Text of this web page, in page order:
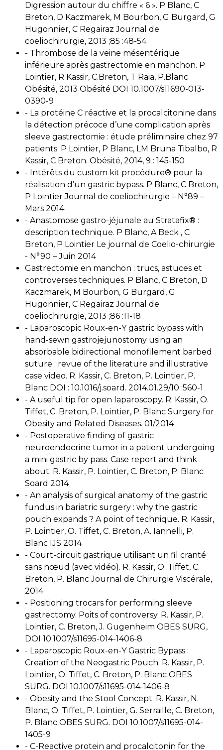
Digression autour du chiffre « 6 ». P Blanc, C
Breton, D Kaczmarek, M Bourbon, G Burgard, G
Hugonnier, C Regairaz Journal de
coeliochirurgie, 2013 ;85 :48-54
- Thrombose de la veine mésentérique
inférieure après gastrectomie en manchon. P
Lointier, R Kassir, C.Breton, T Raia, P.Blanc
Obésité, 2013 Obésité DOI 10.1007/s11690-013-
0390-9
- La protéine C réactive et la procalcitonine dans
la détection précoce d’une complication après
sleeve gastrectomie : étude préliminaire chez 97
patients. P Lointier, P Blanc, LM Bruna Tibalbo, R
Kassir, C Breton. Obésité, 2014, 9 : 145-150
- Intérêts du custom kit procédure® pour la
réalisation d’un gastric bypass. P Blanc, C Breton,
P Lointier Journal de coeliochirurgie – N°89 –
Mars 2014
- Anastomose gastro-jéjunale au Stratafix® :
description technique. P Blanc, A Beck , C
Breton, P Lointier Le journal de Coelio-chirurgie
- N°90 – Juin 2014
Gastrectomie en manchon : trucs, astuces et
controverses techniques. P Blanc, C Breton, D
Kaczmarek, M Bourbon, G Burgard, G
Hugonnier, C Regairaz Journal de
coeliochirurgie, 2013 ;86 :11-18
- Laparoscopic Roux-en-Y gastric bypass with
hand-sewn gastrojejunostomy using an
absorbable bidirectional monofilement barbed
suture : revue of the literature and illustrative
case video. R. Kassir, C. Breton, P. Lointier, P.
Blanc DOI : 10.1016/j.soard. 2014.01.29/10 :560-1
- A useful tip for open laparoscopy. R. Kassir, O.
Tiffet, C. Breton, P. Lointier, P. Blanc Surgery for
Obesity and Related Diseases. 01/2014
- Postoperative finding of gastric
neuroendocrine tumor in a patient undergoing
a mini gastric by pass. Case report and think
about. R. Kassir, P. Lointier, C. Breton, P. Blanc
Soard 2014
- An analysis of surgical anatomy of the gastric
fundus in bariatric surgery : why the gastric
pouch expands ? A point of technique. R. Kassir,
P. Lointier, O. Tiffet, C. Breton, A. Iannelli, P.
Blanc IJS 2014
- Court-circuit gastrique utilisant un fil cranté
sans nœud (avec vidéo). R. Kassir, O. Tiffet, C.
Breton, P. Blanc Journal de Chirurgie Viscérale,
2014
- Positioning trocars for performing sleeve
gastrectomy. Poits of controversy. R. Kassir, P.
Lointier, C. Breton, J. Gugenheim OBES SURG,
DOI 10.1007/s11695-014-1406-8
- Laparoscopic Roux-en-Y Gastric Bypass :
Creation of the Neogastric Pouch. R. Kassir, P.
Lointier, O. Tiffet, C. Breton, P. Blanc OBES
SURG. DOI 10.1007/s11695-014-1406-8
- Obesity and the Stool Concept. R. Kassir, N.
Blanc, O. Tiffet, P. Lointier, G. Serraille, C. Breton,
P. Blanc OBES SURG. DOI 10.1007/s11695-014-
1405-9
- C-Reactive protein and procalcitonin for the